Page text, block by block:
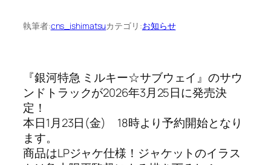
執筆者:cns_ishimatsuカテゴリ:お知らせ
『銀河特急 ミルキー☆サブウェイ』のサウ
ンドトラックが2026年3月25日に発売決
定！
本日1月23日(金) 18時より予約開始となり
ます。
商品はLPジャケ仕様！ジャケットのイラス